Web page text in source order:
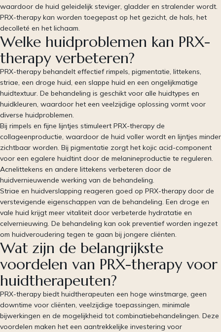
waardoor de huid geleidelijk steviger, gladder en stralender wordt.
PRX-therapy kan worden toegepast op het gezicht, de hals, het
decolleté en het lichaam.
Welke huidproblemen kan PRX-
therapy verbeteren?
PRX-therapy behandelt effectief rimpels, pigmentatie, littekens,
striae, een droge huid, een slappe huid en een ongelijkmatige
huidtextuur. De behandeling is geschikt voor alle huidtypes en
huidkleuren, waardoor het een veelzijdige oplossing vormt voor
diverse huidproblemen.
Bij rimpels en fijne lijntjes stimuleert PRX-therapy de
collageenproductie, waardoor de huid voller wordt en lijntjes minder
zichtbaar worden. Bij pigmentatie zorgt het kojic acid-component
voor een egalere huidtint door de melanineproductie te reguleren.
Acnelittekens en andere littekens verbeteren door de
huidvernieuwende werking van de behandeling.
Striae en huidverslapping reageren goed op PRX-therapy door de
verstevigende eigenschappen van de behandeling. Een droge en
vale huid krijgt meer vitaliteit door verbeterde hydratatie en
celvernieuwing. De behandeling kan ook preventief worden ingezet
om huidveroudering tegen te gaan bij jongere cliënten.
Wat zijn de belangrijkste
voordelen van PRX-therapy voor
huidtherapeuten?
PRX-therapy biedt huidtherapeuten een hoge winstmarge, geen
downtime voor cliënten, veelzijdige toepassingen, minimale
bijwerkingen en de mogelijkheid tot combinatiebehandelingen. Deze
voordelen maken het een aantrekkelijke investering voor